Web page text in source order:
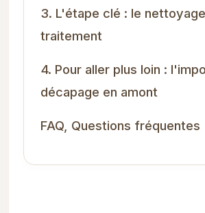
3. L'étape clé : le
traitement
4. Pour aller plus loin :
décapage en amont
FAQ, Questions fréquentes